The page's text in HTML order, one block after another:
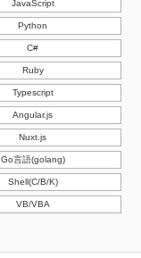
JavaScript
Python
C#
Ruby
Typescript
Angular.js
Nuxt.js
Go言語(golang)
Shell(C/B/K)
VB/VBA